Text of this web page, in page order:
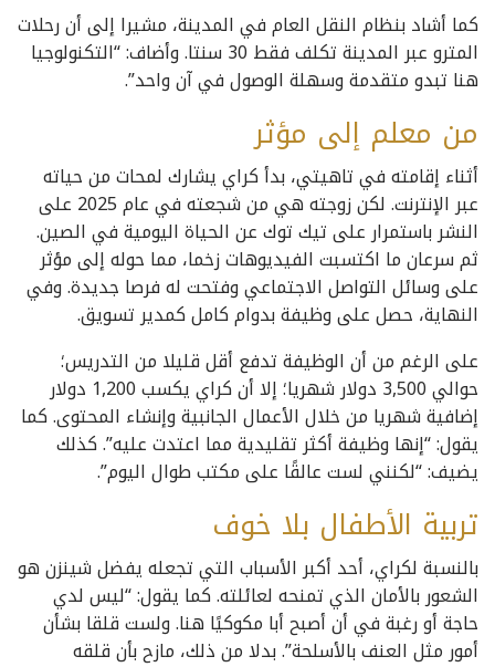
كما أشاد بنظام النقل العام في المدينة، مشيرا إلى أن رحلات
المترو عبر المدينة تكلف فقط 30 سنتا. وأضاف: “التكنولوجيا
هنا تبدو متقدمة وسهلة الوصول في آن واحد”.
من معلم إلى مؤثر
أثناء إقامته في تاهيتي، بدأ كراي يشارك لمحات من حياته
عبر الإنترنت. لكن زوجته هي من شجعته في عام 2025 على
النشر باستمرار على تيك توك عن الحياة اليومية في الصين.
ثم سرعان ما اكتسبت الفيديوهات زخما، مما حوله إلى مؤثر
على وسائل التواصل الاجتماعي وفتحت له فرصا جديدة. وفي
النهاية، حصل على وظيفة بدوام كامل كمدير تسويق.
على الرغم من أن الوظيفة تدفع أقل قليلا من التدريس؛
حوالي 3,500 دولار شهريا؛ إلا أن كراي يكسب 1,200 دولار
إضافية شهريا من خلال الأعمال الجانبية وإنشاء المحتوى. كما
يقول: “إنها وظيفة أكثر تقليدية مما اعتدت عليه”. كذلك
يضيف: “لكنني لست عالقًا على مكتب طوال اليوم”.
تربية الأطفال بلا خوف
بالنسبة لكراي، أحد أكبر الأسباب التي تجعله يفضل شينزن هو
الشعور بالأمان الذي تمنحه لعائلته. كما يقول: “ليس لدي
حاجة أو رغبة في أن أصبح أبا مكوكيًا هنا. ولست قلقا بشأن
أمور مثل العنف بالأسلحة”. بدلا من ذلك، مازح بأن قلقه